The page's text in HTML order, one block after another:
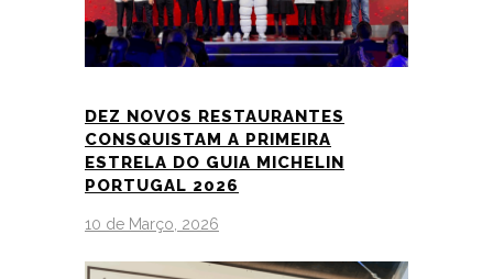
DEZ NOVOS RESTAURANTES
CONSQUISTAM A PRIMEIRA
ESTRELA DO GUIA MICHELIN
PORTUGAL 2026
10 de Março, 2026